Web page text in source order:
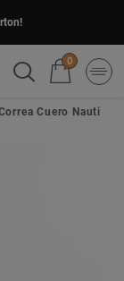
0
Cuero Nauti